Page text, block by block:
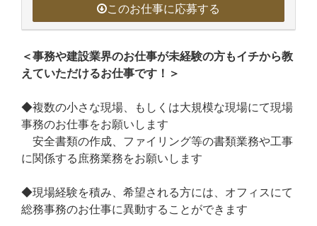
このお仕事に応募する
＜事務や建設業界のお仕事が未経験の方もイチから教
えていただけるお仕事です！＞
◆複数の小さな現場、もしくは大規模な現場にて現場
事務のお仕事をお願いします
安全書類の作成、ファイリング等の書類業務や工事
に関係する庶務業務をお願いします
◆現場経験を積み、希望される方には、オフィスにて
総務事務のお仕事に異動することができます